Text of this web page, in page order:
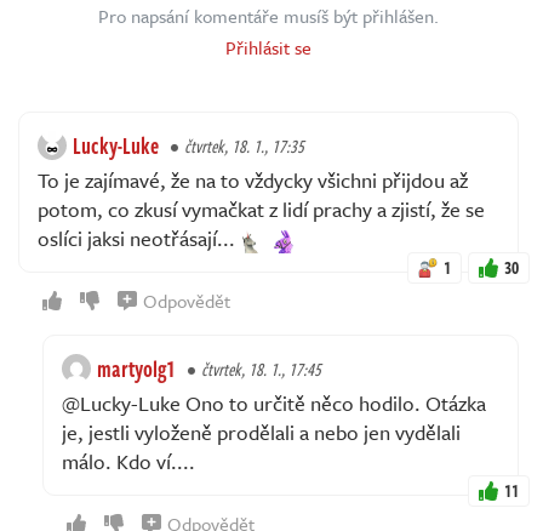
Pro napsání komentáře musíš být přihlášen.
Přihlásit se
Lucky-Luke čtvrtek, 18. 1., 17:35
To je zajímavé, že na to vždycky všichni přijdou až
potom, co zkusí vymačkat z lidí prachy a zjistí, že se
oslíci jaksi neotřásají...
1 30
Odpovědět
martyolg1 čtvrtek, 18. 1., 17:45
@Lucky-Luke Ono to určitě něco hodilo. Otázka
je, jestli vyloženě prodělali a nebo jen vydělali
málo. Kdo ví....
11
Odpovědět